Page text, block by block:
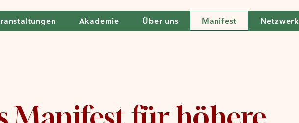
Akademie Über uns Manifest Netzwerk
Manifest für höhere